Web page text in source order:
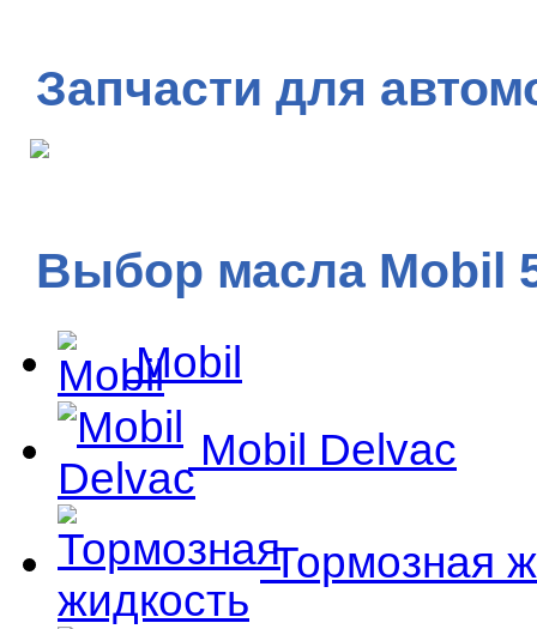
Запчасти для
Выбор масла Mobil
Mobil
Mobil Delvac
Тормозная